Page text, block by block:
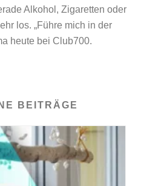
Alkohol, Zigaretten oder
los. „Führe mich in der
heute bei Club700.
BEITRÄGE